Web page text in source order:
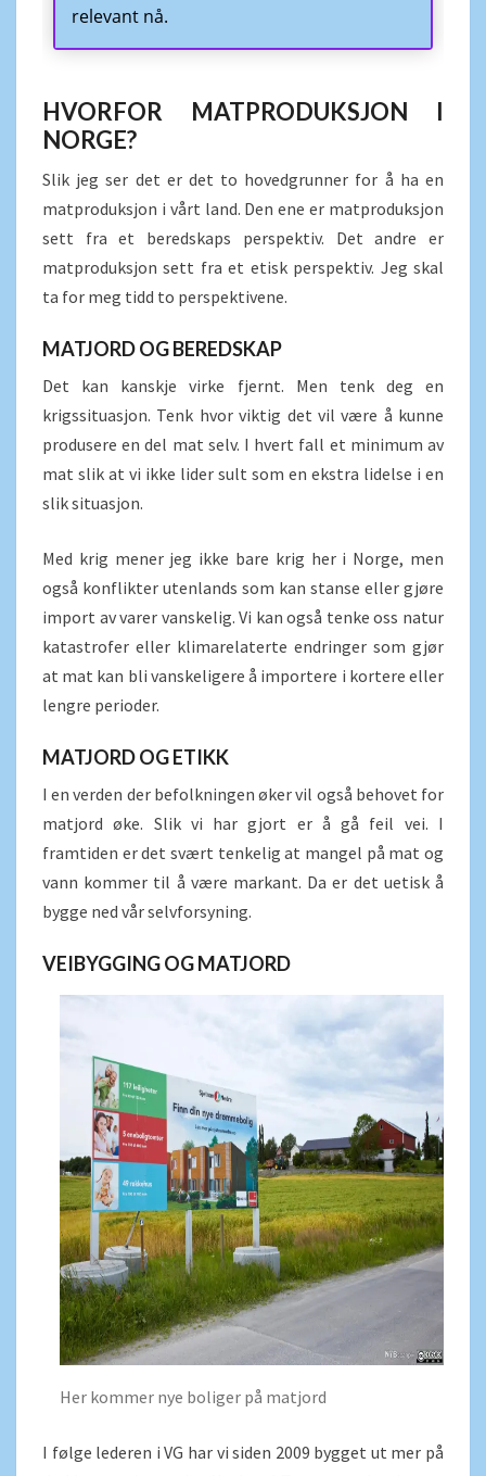
relevant nå.
HVORFOR MATPRODUKSJON I
NORGE?
Slik jeg ser det er det to hovedgrunner for å ha en
matproduksjon i vårt land. Den ene er matproduksjon
sett fra et beredskaps perspektiv. Det andre er
matproduksjon sett fra et etisk perspektiv. Jeg skal
ta for meg tidd to perspektivene.
MATJORD OG BEREDSKAP
Det kan kanskje virke fjernt. Men tenk deg en
krigssituasjon. Tenk hvor viktig det vil være å kunne
produsere en del mat selv. I hvert fall et minimum av
mat slik at vi ikke lider sult som en ekstra lidelse i en
slik situasjon.
Med krig mener jeg ikke bare krig her i Norge, men
også konflikter utenlands som kan stanse eller gjøre
import av varer vanskelig. Vi kan også tenke oss natur
katastrofer eller klimarelaterte endringer som gjør
at mat kan bli vanskeligere å importere i kortere eller
lengre perioder.
MATJORD OG ETIKK
I en verden der befolkningen øker vil også behovet for
matjord øke. Slik vi har gjort er å gå feil vei. I
framtiden er det svært tenkelig at mangel på mat og
vann kommer til å være markant. Da er det uetisk å
bygge ned vår selvforsyning.
VEIBYGGING OG MATJORD
Her kommer nye boliger på matjord
I følge lederen i VG har vi siden 2009 bygget ut mer på